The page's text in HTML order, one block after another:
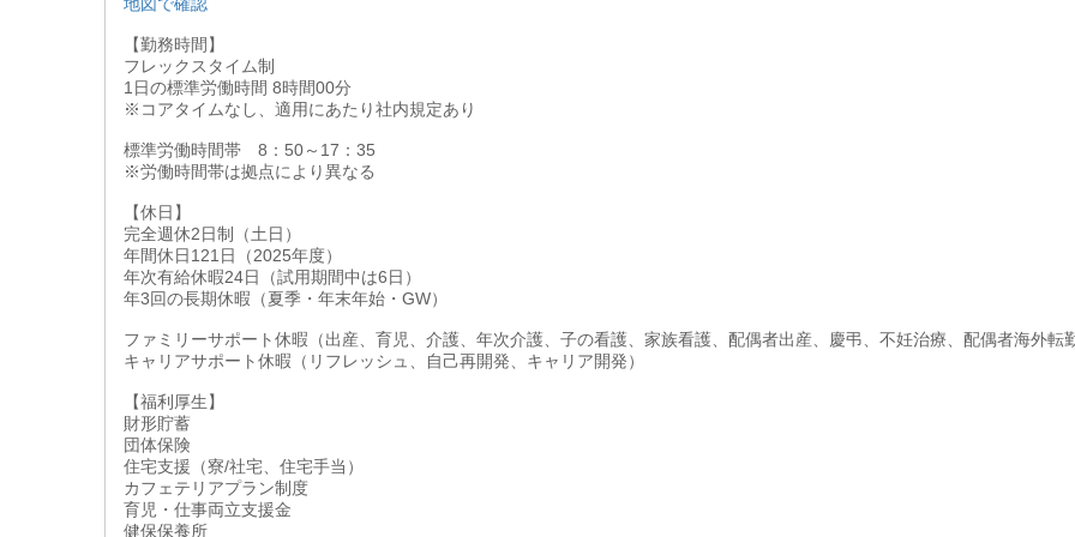
【勤務時間】
フレックスタイム制
1日の標準労働時間 8時間00分
※コアタイムなし、適用にあたり社内規定あり
標準労働時間帯 8：50～17：35
※労働時間帯は拠点により異なる
【休日】
完全週休2日制（土日）
年間休日121日（2025年度）
年次有給休暇24日（試用期間中は6日）
年3回の長期休暇（夏季・年末年始・GW）
ファミリーサポート休暇（出産、育児、介護、年次介護、子の看護、家族看護、配偶者出産、慶弔、不妊治療、配偶者海外転
キャリアサポート休暇（リフレッシュ、自己再開発、キャリア開発）
【福利厚生】
財形貯蓄
団体保険
住宅支援（寮/社宅、住宅手当）
カフェテリアプラン制度
育児・仕事両立支援金
健保保養所